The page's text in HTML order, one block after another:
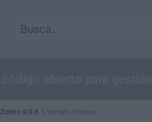
Zotero 9.0.6 Versión Previas